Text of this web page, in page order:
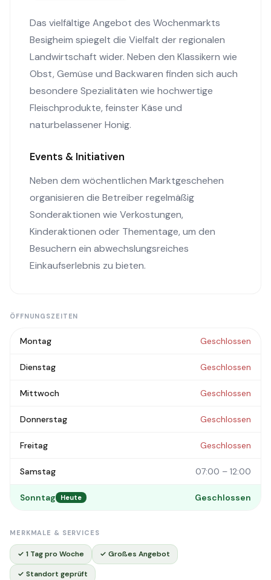
Das vielfältige Angebot des Wochenmarkts
Besigheim spiegelt die Vielfalt der regionalen
Landwirtschaft wider. Neben den Klassikern wie
Obst, Gemüse und Backwaren finden sich auch
besondere Spezialitäten wie hochwertige
Fleischprodukte, feinster Käse und
naturbelassener Honig.
Events & Initiativen
Neben dem wöchentlichen Marktgeschehen
organisieren die Betreiber regelmäßig
Sonderaktionen wie Verkostungen,
Kinderaktionen oder Thementage, um den
Besuchern ein abwechslungsreiches
Einkaufserlebnis zu bieten.
ÖFFNUNGSZEITEN
Montag Geschlossen
Dienstag Geschlossen
Mittwoch Geschlossen
Donnerstag Geschlossen
Freitag Geschlossen
Samstag 07:00 – 12:00
Sonntag Heute Geschlossen
MERKMALE & SERVICES
✓ 1 Tag pro Woche ✓ Großes Angebot
✓ Standort geprüft